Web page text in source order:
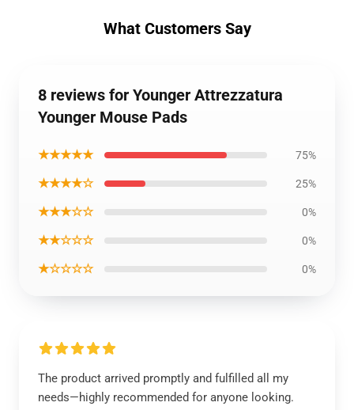
What Customers Say
8 reviews for Younger Attrezzatura
Younger Mouse Pads
★★★★★ 75%
★★★★☆ 25%
★★★☆☆ 0%
★★☆☆☆ 0%
★☆☆☆☆ 0%
The product arrived promptly and fulfilled all my
needs—highly recommended for anyone looking.